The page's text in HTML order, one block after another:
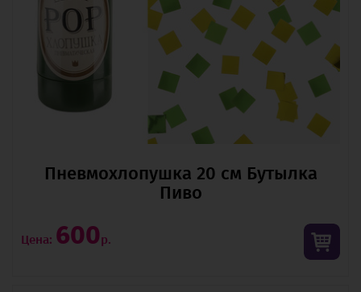
Пневмохлопушка 20 см Бутылка
Пиво
Цена: 600р.